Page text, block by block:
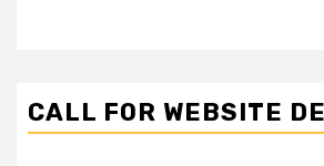
CALL FOR WEBSITE